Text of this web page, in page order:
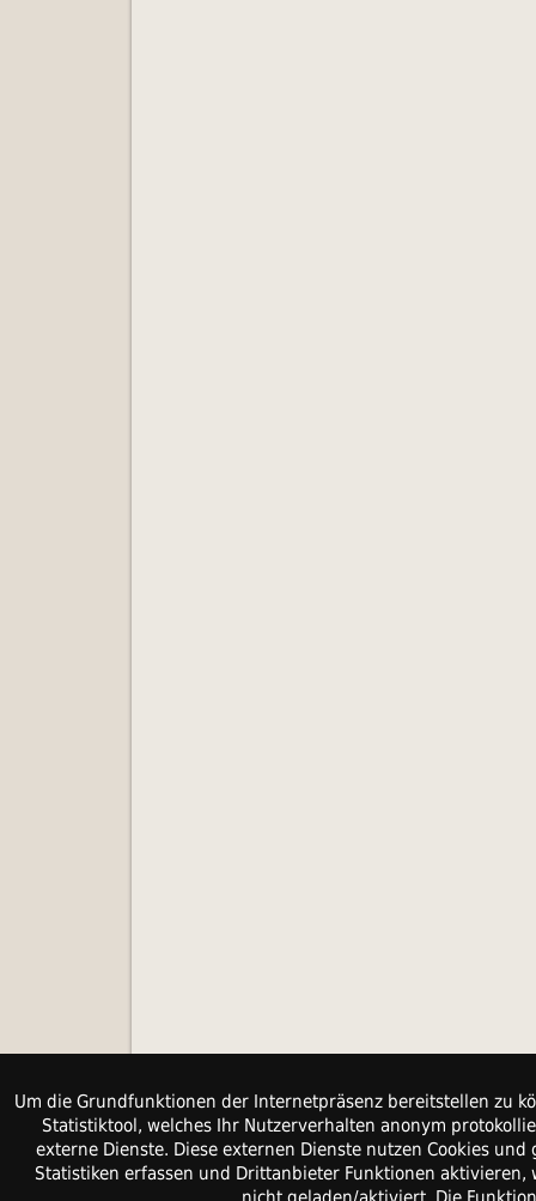
Um die Grundfunktionen der Internetpräsenz bereitstellen zu
Statistiktool, welches Ihr Nutzerverhalten anonym
externe Dienste. Diese externen Dienste nutzen Cookies
Statistiken erfassen und Drittanbieter Funktionen
nicht geladen/aktiviert. Die